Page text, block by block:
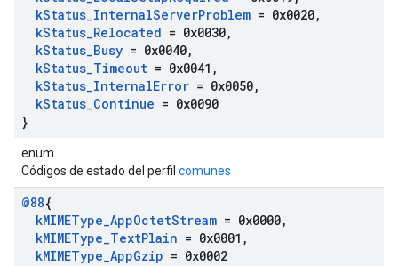
kStatus_InternalServerProblem = 0x0020,
kStatus_Relocated = 0x0030,
kStatus_Busy = 0x0040,
kStatus_Timeout = 0x0041 ,
kStatus_InternalError = 0x0050,
kStatus_Continue = 0x0090
}
enum
Códigos de estado del perfil comunes
@88{
kMIMEType_AppOctetStream = 0x0000,
kMIMEType_TextPlain = 0x0001 ,
kMIMEType_AppGzip = 0x0002